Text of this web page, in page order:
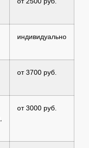
индивидуально
от 3700 руб.
от 3000 руб.